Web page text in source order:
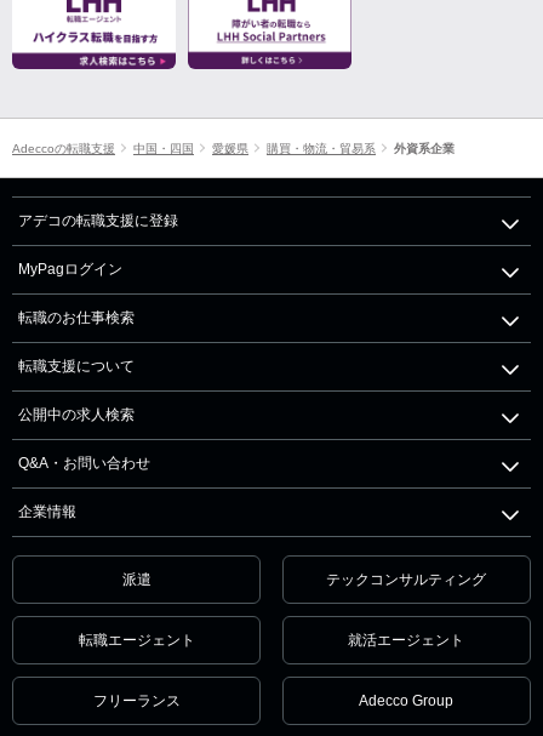
Adeccoの転職支援 中国・四国 愛媛県 購買・物流・貿易系 外資系企業
アデコの転職支援に登録
MyPagログイン
転職のお仕事検索
転職支援について
公開中の求人検索
Q&A・お問い合わせ
企業情報
派遣 テックコンサルティング
転職エージェント 就活エージェント
フリーランス Adecco Group